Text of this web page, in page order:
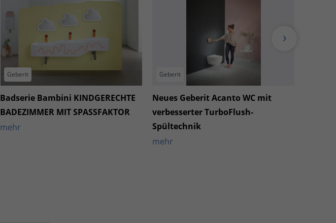
Geberit
Badserie Bambini KINDGERECHTE
BADEZIMMER MIT SPASSFAKTOR
mehr
Geberit
Neues Geberit Acanto WC mit
verbesserter TurboFlush-
Spültechnik
mehr